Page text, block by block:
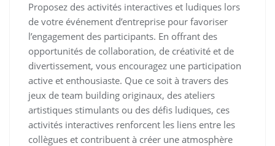
Proposez des activités interactives et ludiques lors
de votre événement d’entreprise pour favoriser
l’engagement des participants. En offrant des
opportunités de collaboration, de créativité et de
divertissement, vous encouragez une participation
active et enthousiaste. Que ce soit à travers des
jeux de team building originaux, des ateliers
artistiques stimulants ou des défis ludiques, ces
activités interactives renforcent les liens entre les
collègues et contribuent à créer une atmosphère